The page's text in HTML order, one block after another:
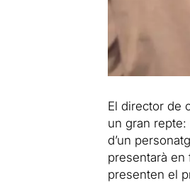
El director de
un gran
d’un
presentarà en
presenten el